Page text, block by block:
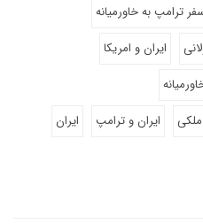
ترامپ به خاورمیانه
ایران و امریکا
ایران و ترامپ
ایران